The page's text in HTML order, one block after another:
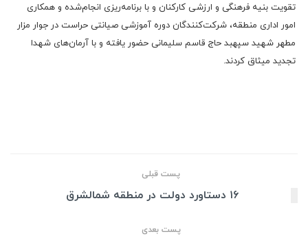
تقویت بنیه فرهنگی و ارزشی کارکنان و با برنامه‌ریزی انجام‌شده و همکاری
امور اداری منطقه، شرکت‌کنندگان دوره آموزشی صیانتی حراست در جوار مزار
مطهر شهید سپهبد حاج قاسم سلیمانی حضور یافته و با آرمان‌های شهدا
تجدید میثاق کردند.
پست قبلی
۱۶ دستاورد دولت در منطقه شمالشرق
پست بعدی